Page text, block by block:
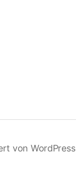
von WordPress